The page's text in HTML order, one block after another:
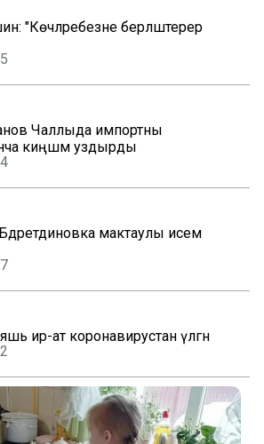
"Көчләребезне берләштерер
Чаллыда импортны
киңәшмә уздырды
мактаулы исем
ир-ат коронавирустан үлгән